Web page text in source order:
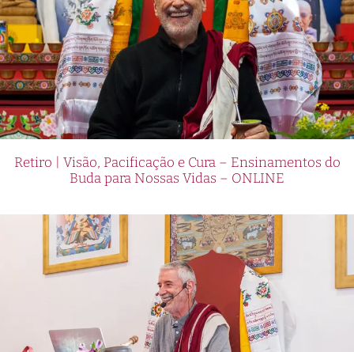
Retiro | Visão, Pacificação e Cura – Ensinamentos do
Buda para Nossas Vidas – ONLINE